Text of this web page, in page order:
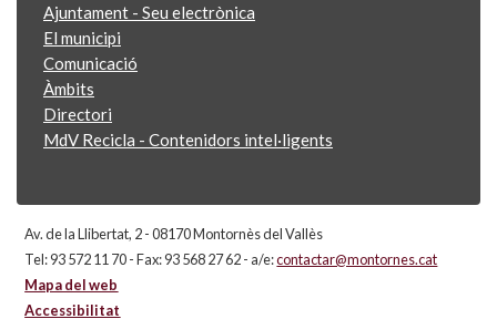
Ajuntament - Seu electrònica
El municipi
Comunicació
Àmbits
Directori
MdV Recicla - Contenidors intel·ligents
Av. de la Llibertat, 2 - 08170 Montornès del Vallès
Tel: 93 572 11 70 - Fax: 93 568 27 62 - a/e:contactar@montornes.cat
Mapa del web
Accessibilitat